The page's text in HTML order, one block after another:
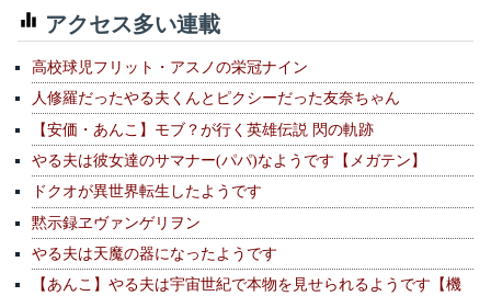
アクセス多い連載
高校球児フリット・アスノの栄冠ナイン
人修羅だったやる夫くんとピクシーだった友奈ちゃん
【安価・あんこ】モブ？が行く英雄伝説 閃の軌跡
やる夫は彼女達のサマナー(パパ)なようです【メガテン】
ドクオが異世界転生したようです
黙示録ヱヴァンゲリヲン
やる夫は天魔の器になったようです
【あんこ】やる夫は宇宙世紀で本物を見せられるようです【機